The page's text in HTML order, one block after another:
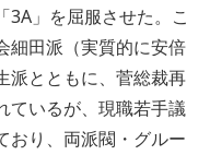
3A」を屈服させた。こ
細田派（実質的に安倍
派とともに、菅総裁再
ているが、現職若手議
おり、両派閥・グルー